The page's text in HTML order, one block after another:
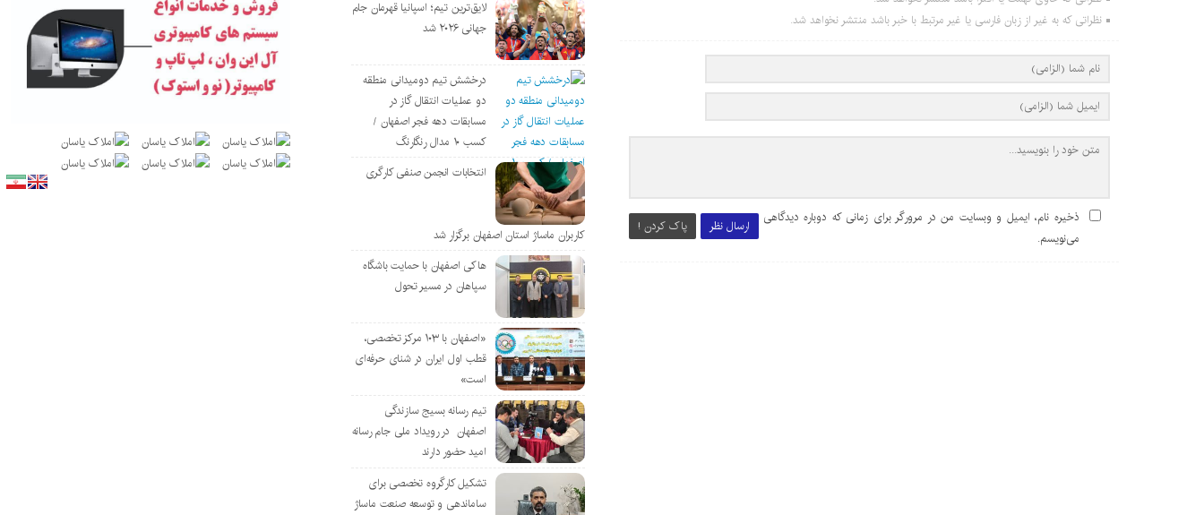
نظراتی که به غیر از زبان فارسی یا غیر مرتبط با خبر باشد منتشر نخواهد شد.
ارسال نظر پاک کردن !
ذخیره نام، ایمیل و وبسایت من در مرورگر برای زمانی که دوباره دیدگاهی
می‌نویسم.
لایق‌ترین تیم؛ اسپانیا قهرمان جام
جهانی ۲۰۲۶ شد
درخشش تیم دومیدانی منطقه
دو عملیات انتقال گاز در
مسابقات دهه فجر اصفهان /
کسب ۱۰ مدال رنگارنگ
انتخابات انجمن صنفی کارگری
کاربران ماساژ استان اصفهان برگزار شد
هاکی اصفهان با حمایت باشگاه
سپاهان در مسیر تحول
«اصفهان با ۱۰۳ مرکز تخصصی،
قطب اول ایران در شنای حرفه‌ای
است»
تیم رسانه بسیج سازندگی
اصفهان در رویداد ملی جام رسانه
امید حضور دارند
تشکیل کارگروه تخصصی برای
ساماندهی و توسعه صنعت ماساژ